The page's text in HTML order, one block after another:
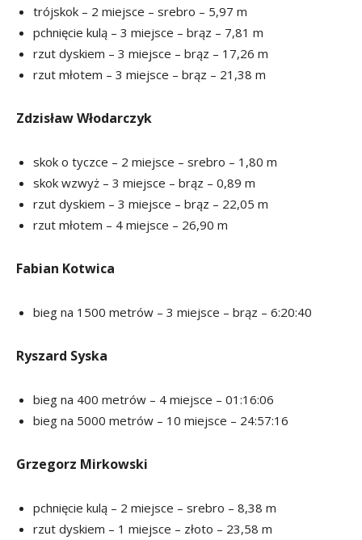
trójskok – 2 miejsce – srebro – 5,97 m
pchnięcie kulą – 3 miejsce – brąz – 7,81 m
rzut dyskiem – 3 miejsce – brąz – 17,26 m
rzut młotem – 3 miejsce – brąz – 21,38 m
Zdzisław Włodarczyk
skok o tyczce – 2 miejsce – srebro – 1,80 m
skok wzwyż – 3 miejsce – brąz – 0,89 m
rzut dyskiem – 3 miejsce – brąz – 22,05 m
rzut młotem – 4 miejsce – 26,90 m
Fabian Kotwica
bieg na 1500 metrów – 3 miejsce – brąz – 6:20:40
Ryszard Syska
bieg na 400 metrów – 4 miejsce – 01:16:06
bieg na 5000 metrów – 10 miejsce – 24:57:16
Grzegorz Mirkowski
pchnięcie kulą – 2 miejsce – srebro – 8,38 m
rzut dyskiem – 1 miejsce – złoto – 23,58 m